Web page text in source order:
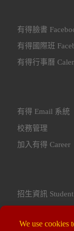
有得臉書
有得國際班
有得行事曆
有得 Email 系統
校務管理
加入有得 Career
招生資訊